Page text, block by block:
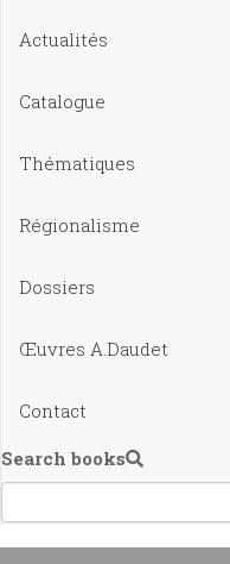
Actualités
Catalogue
Thématiques
Régionalisme
Dossiers
Œuvres A.Daudet
Contact
Search books